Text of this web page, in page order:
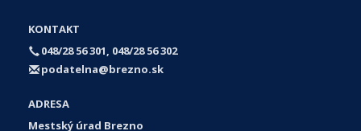
KONTAKT
048/28 56 301, 048/28 56 302
podatelna@brezno.sk
ADRESA
Mestský úrad Brezno